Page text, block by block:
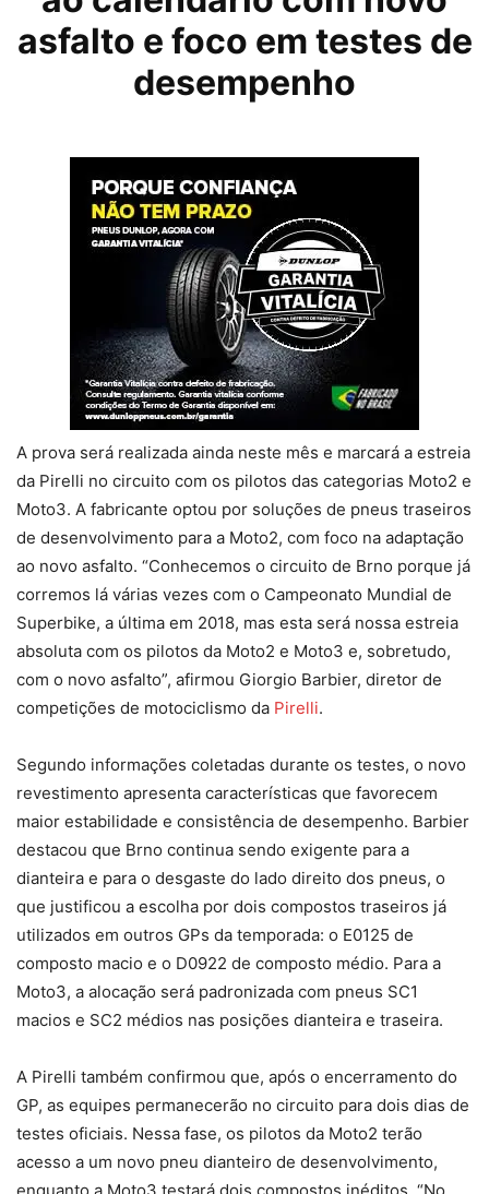
asfalto e foco em testes de
desempenho
A prova será realizada ainda neste mês e marcará a estreia
da Pirelli no circuito com os pilotos das categorias Moto2 e
Moto3. A fabricante optou por soluções de pneus traseiros
de desenvolvimento para a Moto2, com foco na adaptação
ao novo asfalto. “Conhecemos o circuito de Brno porque já
corremos lá várias vezes com o Campeonato Mundial de
Superbike, a última em 2018, mas esta será nossa estreia
absoluta com os pilotos da Moto2 e Moto3 e, sobretudo,
com o novo asfalto”, afirmou Giorgio Barbier, diretor de
competições de motociclismo da Pirelli.
Segundo informações coletadas durante os testes, o novo
revestimento apresenta características que favorecem
maior estabilidade e consistência de desempenho. Barbier
destacou que Brno continua sendo exigente para a
dianteira e para o desgaste do lado direito dos pneus, o
que justificou a escolha por dois compostos traseiros já
utilizados em outros GPs da temporada: o E0125 de
composto macio e o D0922 de composto médio. Para a
Moto3, a alocação será padronizada com pneus SC1
macios e SC2 médios nas posições dianteira e traseira.
A Pirelli também confirmou que, após o encerramento do
GP, as equipes permanecerão no circuito para dois dias de
testes oficiais. Nessa fase, os pilotos da Moto2 terão
acesso a um novo pneu dianteiro de desenvolvimento,